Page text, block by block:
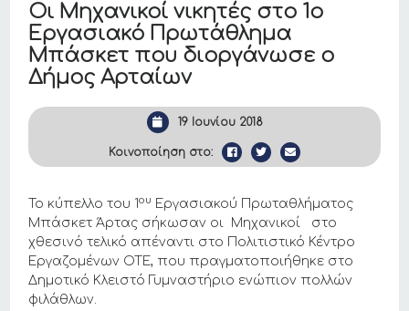
Οι Μηχανικοί νικητές στο 1ο
Εργασιακό Πρωτάθλημα
Μπάσκετ που διοργάνωσε ο
Δήμος Αρταίων
19 Ιουνίου 2018
Κοινοποίηση στο:
Το κύπελλο του 1ου
Εργασιακού Πρωταθλήματος
Μπάσκετ Άρτας σήκωσαν οι Μηχανικοί στο
χθεσινό τελικό απέναντι στο Πολιτιστικό Κέντρο
Εργαζομένων ΟΤΕ, που πραγματοποιήθηκε στο
Δημοτικό Κλειστό Γυμναστήριο ενώπιον πολλών
φιλάθλων.